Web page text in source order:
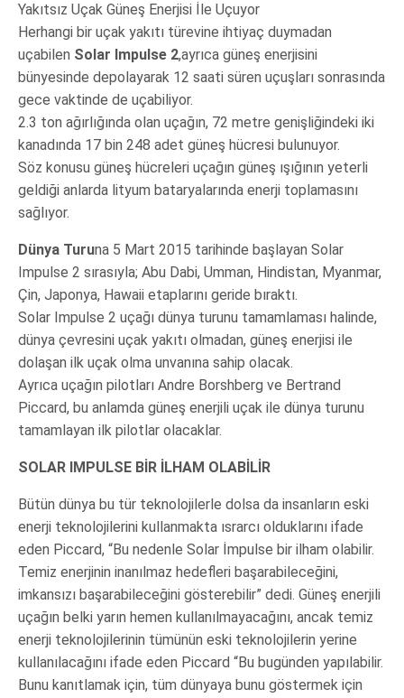
Yakıtsız Uçak Güneş Enerjisi İle Uçuyor
Herhangi bir uçak yakıtı türevine ihtiyaç duymadan
uçabilen Solar Impulse 2,ayrıca güneş enerjisini
bünyesinde depolayarak 12 saati süren uçuşları sonrasında
gece vaktinde de uçabiliyor.
2.3 ton ağırlığında olan uçağın, 72 metre genişliğindeki iki
kanadında 17 bin 248 adet güneş hücresi bulunuyor.
Söz konusu güneş hücreleri uçağın güneş ışığının yeterli
geldiği anlarda lityum bataryalarında enerji toplamasını
sağlıyor.
Dünya Turuna 5 Mart 2015 tarihinde başlayan Solar
Impulse 2 sırasıyla; Abu Dabi, Umman, Hindistan, Myanmar,
Çin, Japonya, Hawaii etaplarını geride bıraktı.
Solar Impulse 2 uçağı dünya turunu tamamlaması halinde,
dünya çevresini uçak yakıtı olmadan, güneş enerjisi ile
dolaşan ilk uçak olma unvanına sahip olacak.
Ayrıca uçağın pilotları Andre Borshberg ve Bertrand
Piccard, bu anlamda güneş enerjili uçak ile dünya turunu
tamamlayan ilk pilotlar olacaklar.
SOLAR IMPULSE BİR İLHAM OLABİLİR
Bütün dünya bu tür teknolojilerle dolsa da insanların eski
enerji teknolojilerini kullanmakta ısrarcı olduklarını ifade
eden Piccard, “Bu nedenle Solar İmpulse bir ilham olabilir.
Temiz enerjinin inanılmaz hedefleri başarabileceğini,
imkansızı başarabileceğini gösterebilir” dedi. Güneş enerjili
uçağın belki yarın hemen kullanılmayacağını, ancak temiz
enerji teknolojilerinin tümünün eski teknolojilerin yerine
kullanılacağını ifade eden Piccard “Bu bugünden yapılabilir.
Bunu kanıtlamak için, tüm dünyaya bunu göstermek için